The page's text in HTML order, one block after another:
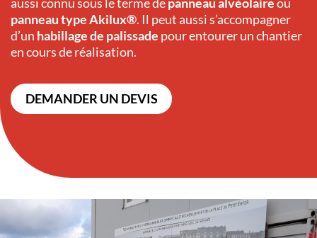
panneau type Akilux®. Il peut aussi s’accompagner
d’un habillage de palissade pour entourer un chantier
en cours de réalisation.
DEMANDER UN DEVIS